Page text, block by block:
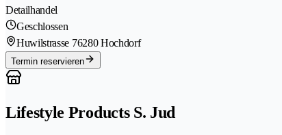
Detailhandel
Geschlossen
Huwilstrasse 76280 Hochdorf
Termin reservieren
Lifestyle Products S. Jud